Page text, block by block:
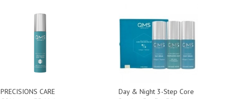
PRECISIONS CARE
Day & Night 3-Step Core